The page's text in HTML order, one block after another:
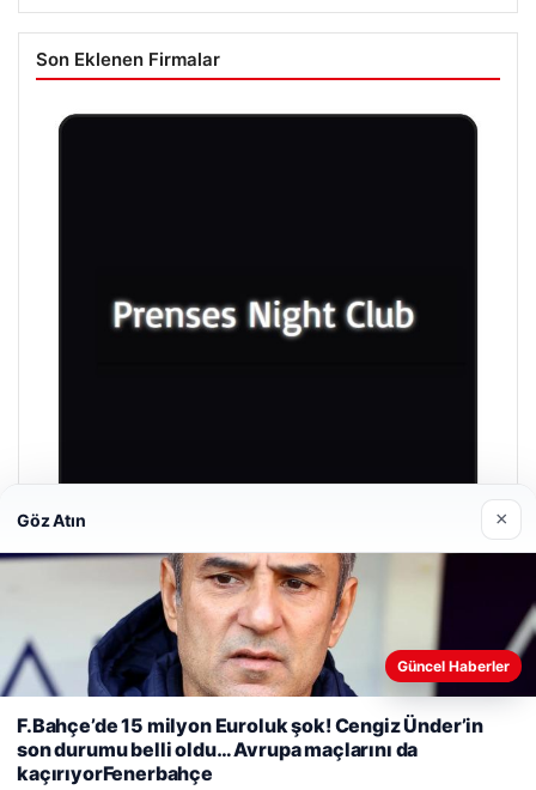
Son Eklenen Firmalar
Prenses Night Club
Nisan 29, 2026
deneyiminizi kişiselleştirmek ve geliştirmek amacıyla çerezler
kullanıyoruz.Çerez Politikamız
Göz Atın ×
Güncel Haberler
F.Bahçe’de 15 milyon Euroluk şok! Cengiz Ünder’in
son durumu belli oldu… Avrupa maçlarını da
kaçırıyorFenerbahçe